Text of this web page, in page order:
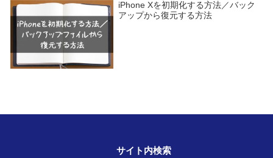
iPhone Xを初期化する方法／バック
アップから復元する方法
サイト内検索